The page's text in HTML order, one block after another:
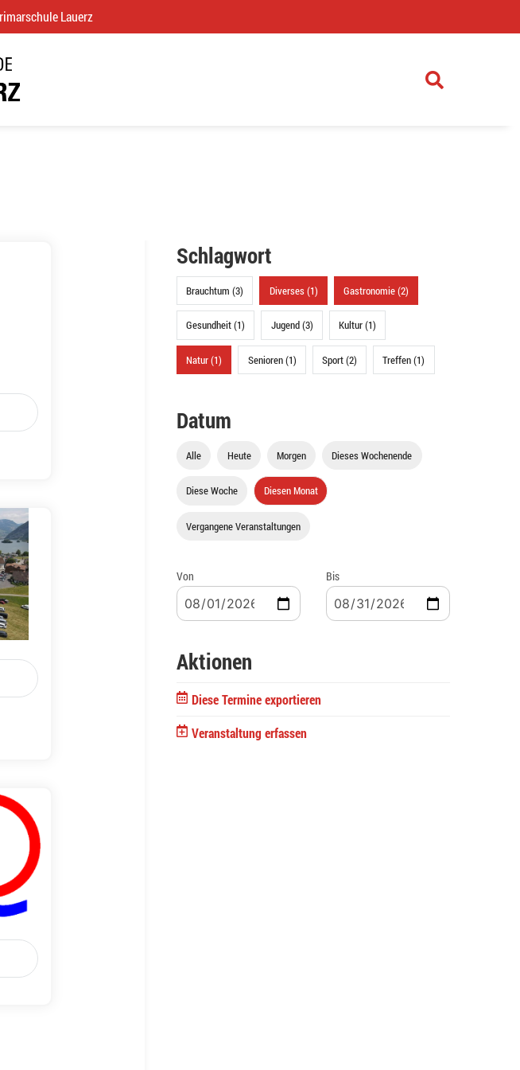
Link) Lauerz
Schlagwort
Brauchtum (3) Diverses (1) Gastronomie (2)
Gesundheit (1) Jugend (3) Kultur (1)
Natur (1) Senioren (1) Sport (2) Treffen (1)
Datum
Alle Heute Morgen Dieses Wochenende
Diese Woche Diesen Monat
Vergangene Veranstaltungen
Von Bis
Aktionen
Diese Termine exportieren
Veranstaltung erfassen